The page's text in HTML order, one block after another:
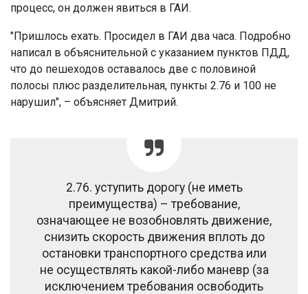
процесс, он должен явиться в ГАИ.
"Пришлось ехать. Просидел в ГАИ два часа. Подробно
написал в объяснительной с указанием пунктов ПДД,
что до пешеходов оставалось две с половиной
полосы плюс разделительная, пункты 2.76 и 100 не
нарушил", – объясняет Дмитрий.
2.76. уступить дорогу (не иметь
преимущества) – требование,
означающее не возобновлять движение,
снизить скорость движения вплоть до
остановки транспортного средства или
не осуществлять какой-либо маневр (за
исключением требования освободить